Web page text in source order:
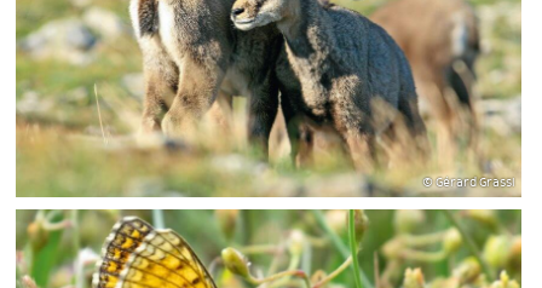
© Gérard Grassi